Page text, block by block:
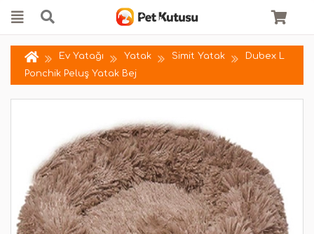
Ev Yatağı Yatak Simit Yatak
Dubex L
Ponchik Peluş Yatak Bej